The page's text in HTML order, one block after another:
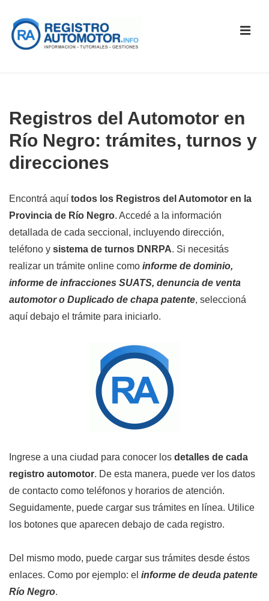
Saltar
Registros del Automotor en
Río Negro: trámites, turnos y
direcciones
Encontrá aquí todos los Registros del Automotor en la
Provincia de Río Negro. Accedé a la información
detallada de cada seccional, incluyendo dirección,
teléfono y sistema de turnos DNRPA. Si necesitás
realizar un trámite online como informe de dominio,
informe de infracciones SUATS, denuncia de venta
automotor o Duplicado de chapa patente, seleccioná
aquí debajo el trámite para iniciarlo.
Ingrese a una ciudad para conocer los detalles de cada
registro automotor. De esta manera, puede ver los datos
de contacto como teléfonos y horarios de atención.
Seguidamente, puede cargar sus trámites en línea. Utilice
los botones que aparecen debajo de cada registro.
Del mismo modo, puede cargar sus trámites desde éstos
enlaces. Como por ejemplo: el informe de deuda patente
Río Negro.